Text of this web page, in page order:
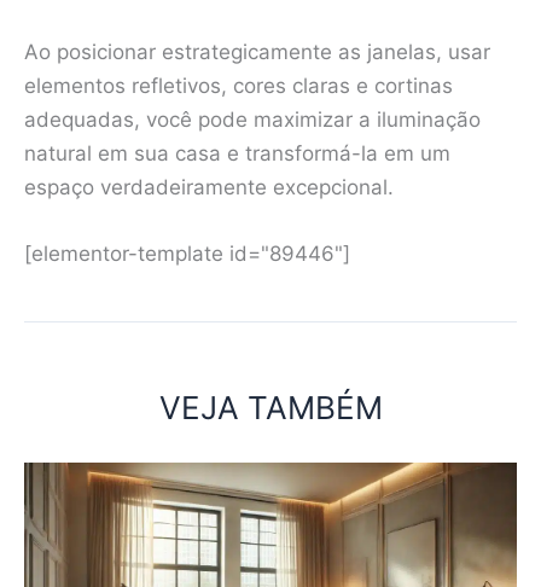
Ao posicionar estrategicamente as janelas, usar
elementos refletivos, cores claras e cortinas
adequadas, você pode maximizar a iluminação
natural em sua casa e transformá-la em um
espaço verdadeiramente excepcional.
[elementor-template id="89446"]
VEJA TAMBÉM